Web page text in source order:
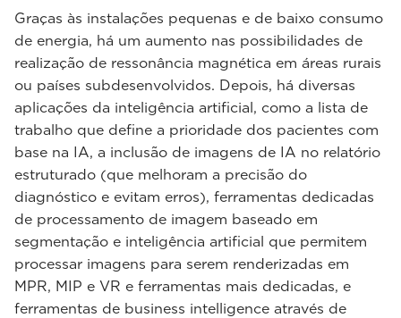
Graças às instalações pequenas e de baixo consumo
de energia, há um aumento nas possibilidades de
realização de ressonância magnética em áreas rurais
ou países subdesenvolvidos. Depois, há diversas
aplicações da inteligência artificial, como a lista de
trabalho que define a prioridade dos pacientes com
base na IA, a inclusão de imagens de IA no relatório
estruturado (que melhoram a precisão do
diagnóstico e evitam erros), ferramentas dedicadas
de processamento de imagem baseado em
segmentação e inteligência artificial que permitem
processar imagens para serem renderizadas em
MPR, MIP e VR e ferramentas mais dedicadas, e
ferramentas de business intelligence através de